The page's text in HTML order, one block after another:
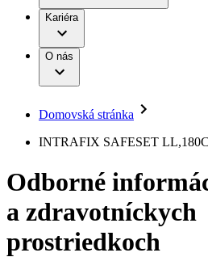
Terapie
Kontinencia a
Liečba bolesti
Miniinvazívna
Nutričná terapia
Onkológia
Ortopédia
Prevencia a kontrola
Spinálna chirurgia
Starostlivosť o rany
B. Braun Avitum
Ochorenia
Služby pre pacientov
Práca a kariéra
Naša kultúra
Vaša príležitosť
Zodpovednosť
Médiá
Tlačové správy
Kontakt
Kontaktný formulár
Spoločnosť
Kariéra
O nás
Domovská stránka
INTRAFIX SAFESET
Odborné
a zdravotníckych
prostriedkoch